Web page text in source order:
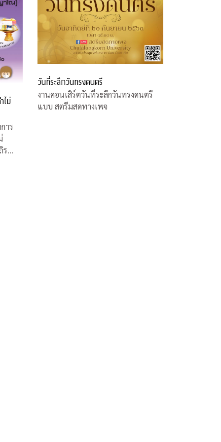
ไม่
าร
ร
วันที่ระลึกวันทรงดนตรี
งานคอนเสิร์ตวันที่ระลึกวันทรงดนตรี
แบบ สตรีมสดทางเพจ